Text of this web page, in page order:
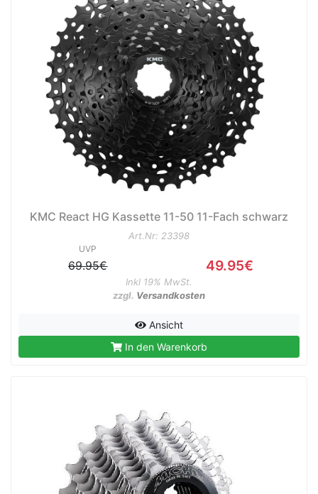
KMC React HG Kassette 11-50 11-Fach schwarz
Art.Nr: 23398
UVP
69.95€ 49.95€
Inkl 19% MwSt.
zzgl. Versandkosten
Ansicht
In den Warenkorb